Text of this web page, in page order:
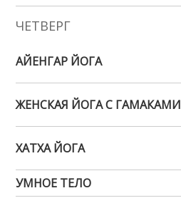
ЧЕТВЕРГ
АЙЕНГАР ЙОГА
ЖЕНСКАЯ ЙОГА С ГАМАКАМИ
ХАТХА ЙОГА
УМНОЕ ТЕЛО